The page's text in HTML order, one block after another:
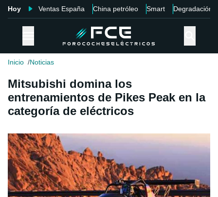
Hoy Ventas España China petróleo Smart Degradación
Inicio Noticias
Mitsubishi domina los
entrenamientos de Pikes Peak en la
categoría de eléctricos